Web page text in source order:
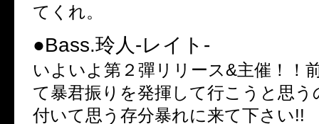
てくれ。
●Bass.玲人‐レイト‐
いよいよ第２彈リリース&主催！！
て暴君振りを発揮して行こうと思
付いて思う存分暴れに来て下さい!!